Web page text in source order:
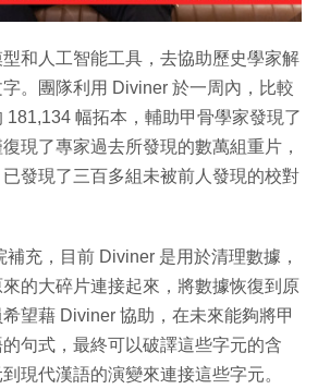
影
片
和人工智能工具，去協助歷史學家解
。團隊利用 Diviner 於一周內，比較
181,134 幅拓本，輔助甲骨學家發現了
現了專家過去所發現的數萬組重片，
發現了三百多組未被前人發現的校對
補充，目前 Diviner 是用於清理數據，
的大碎片連接起來，將數據恢復到原
望藉 Diviner 協助，在未來能夠將甲
句式，最終可以破譯這些字元的含
現代漢語的演變來連接這些字元。